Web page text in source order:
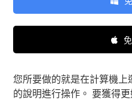
您所要做的就是在計算機
的說明進行操作。 要獲得